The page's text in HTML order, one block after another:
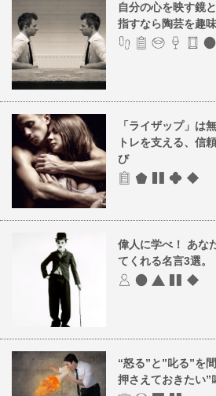
自分の心を映す鏡
指すなら陶芸を趣
「ライザップ」
トレを支える、信
び
偉人に学べ！ あな
てくれる名言3選。
“怒る”と”叱る”を
押さえておきたい